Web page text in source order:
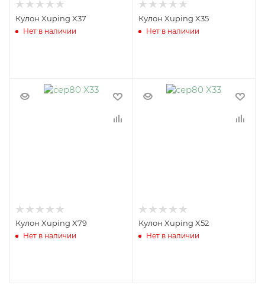
Кулон Xuping X37
Нет в наличии
Кулон Xuping X35
Нет в наличии
Кулон Xuping X79
Нет в наличии
Кулон Xuping X52
Нет в наличии